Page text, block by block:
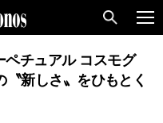
ペチュアル コスモグ
〝新しさ〟をひもとく